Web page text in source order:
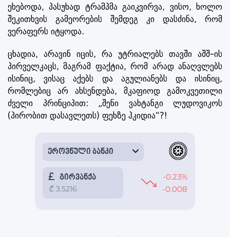
ეხებოდა, პასუხად ტრამპმა გაიკვირვა, ვისო, ხოლო
შეკითხვის გამეორების შემდეგ კი დასძინა, რომ
ვერაფერს იტყოდა.
ცხადია, არავინ იცის, რა უტრიალებს თავში აშშ-ის
პირველკაცს, მაგრამ ფაქტია, რომ არად ანაღვლებს
ისინიც, ვისაც აქებს და აგულიანებს და ისინიც,
რომლებიც არ ახსენდება, მკაფიოდ გამოკვეთილი
ძველი პრინციპით: „შენი ვახტანგი ლუდოვიკოს
(პირობით დასავლეთს) ფეხზე ჰკიდია“?!